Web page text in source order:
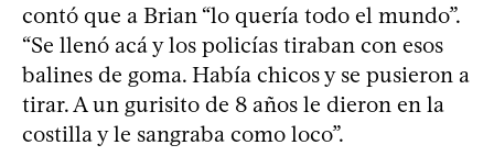
contó que a Brian “lo quería todo el mundo”.
“Se llenó acá y los policías tiraban con esos
balines de goma. Había chicos y se pusieron a
tirar. A un gurisito de 8 años le dieron en la
costilla y le sangraba como loco”.